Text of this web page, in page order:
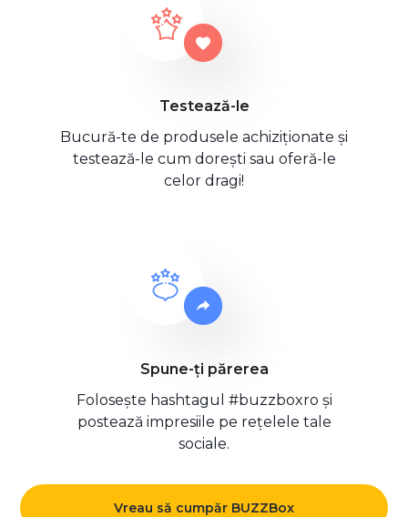
Testează-le
Bucură-te de produsele achiziționate și
testează-le cum dorești sau oferă-le
celor dragi!
Spune-ți părerea
Folosește hashtagul #buzzboxro și
postează impresiile pe rețelele tale
sociale.
Vreau să cumpăr BUZZBox